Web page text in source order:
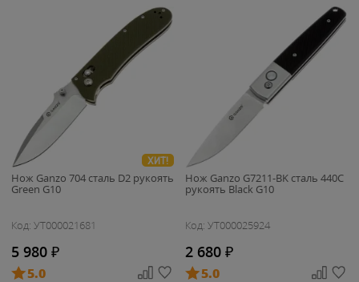
ХИТ!
Нож Ganzo 704 cталь D2 рукоять
Green G10
Код: УТ000021681
5 980 ₽
5.0
Нож Ganzo G7211-BK cталь 440C
рукоять Black G10
Код: УТ000025924
2 680 ₽
5.0